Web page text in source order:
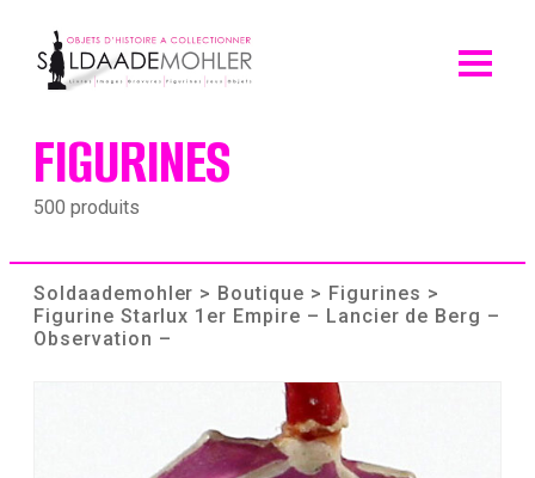
content
FIGURINES
500 produits
Soldaademohler > Boutique > Figurines >
Figurine Starlux 1er Empire – Lancier de Berg –
Observation –